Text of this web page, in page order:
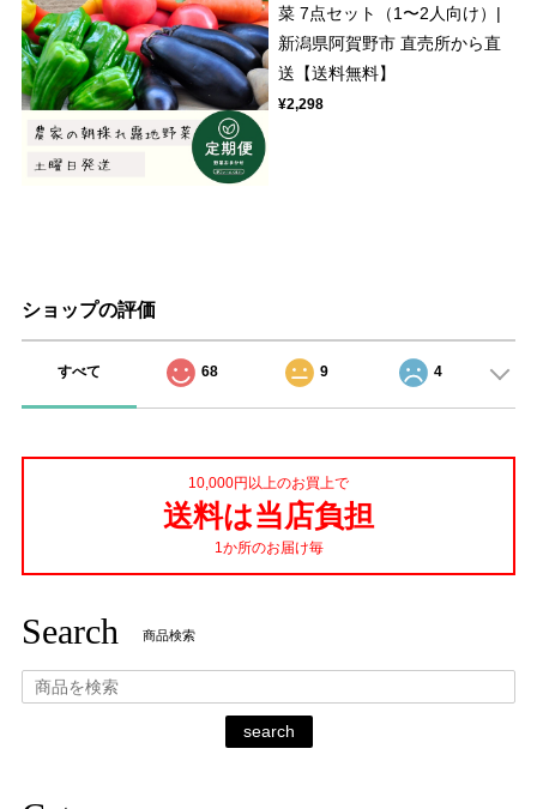
菜 7点セット（1〜2人向け）|
新潟県阿賀野市 直売所から直
送【送料無料】
¥2,298
ショップの評価
すべて 68 9 4
10,000円以上のお買上で
送料は当店負担
1か所のお届け毎
Search 商品検索
search